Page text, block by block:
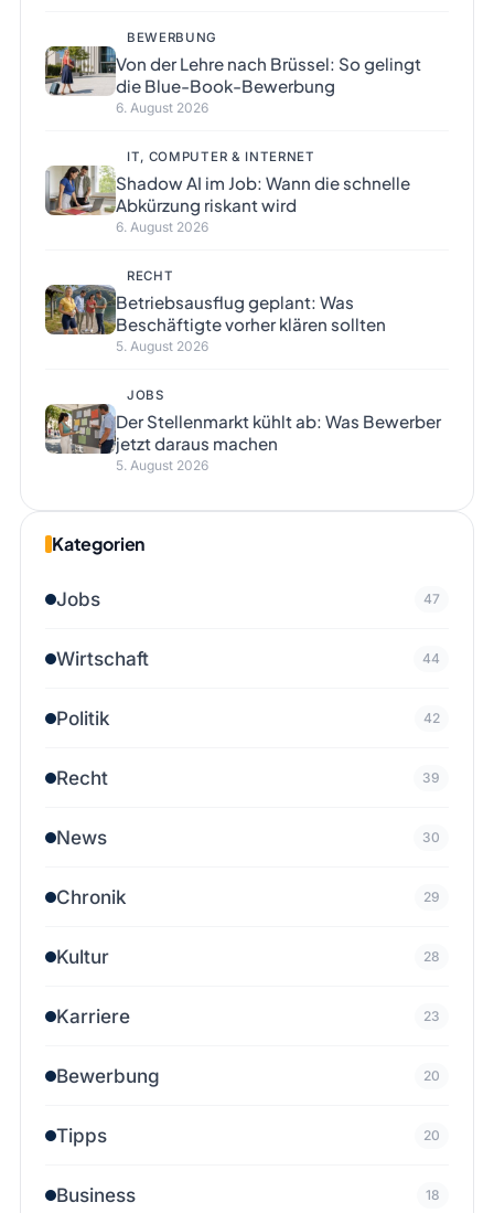
BEWERBUNG
Von der Lehre nach Brüssel: So gelingt
die Blue-Book-Bewerbung
6. August 2026
IT, COMPUTER & INTERNET
Shadow AI im Job: Wann die schnelle
Abkürzung riskant wird
6. August 2026
RECHT
Betriebsausflug geplant: Was
Beschäftigte vorher klären sollten
5. August 2026
JOBS
Der Stellenmarkt kühlt ab: Was Bewerber
jetzt daraus machen
5. August 2026
Kategorien
Jobs 47
Wirtschaft 44
Politik 42
Recht 39
News 30
Chronik 29
Kultur 28
Karriere 23
Bewerbung 20
Tipps 20
Business 18